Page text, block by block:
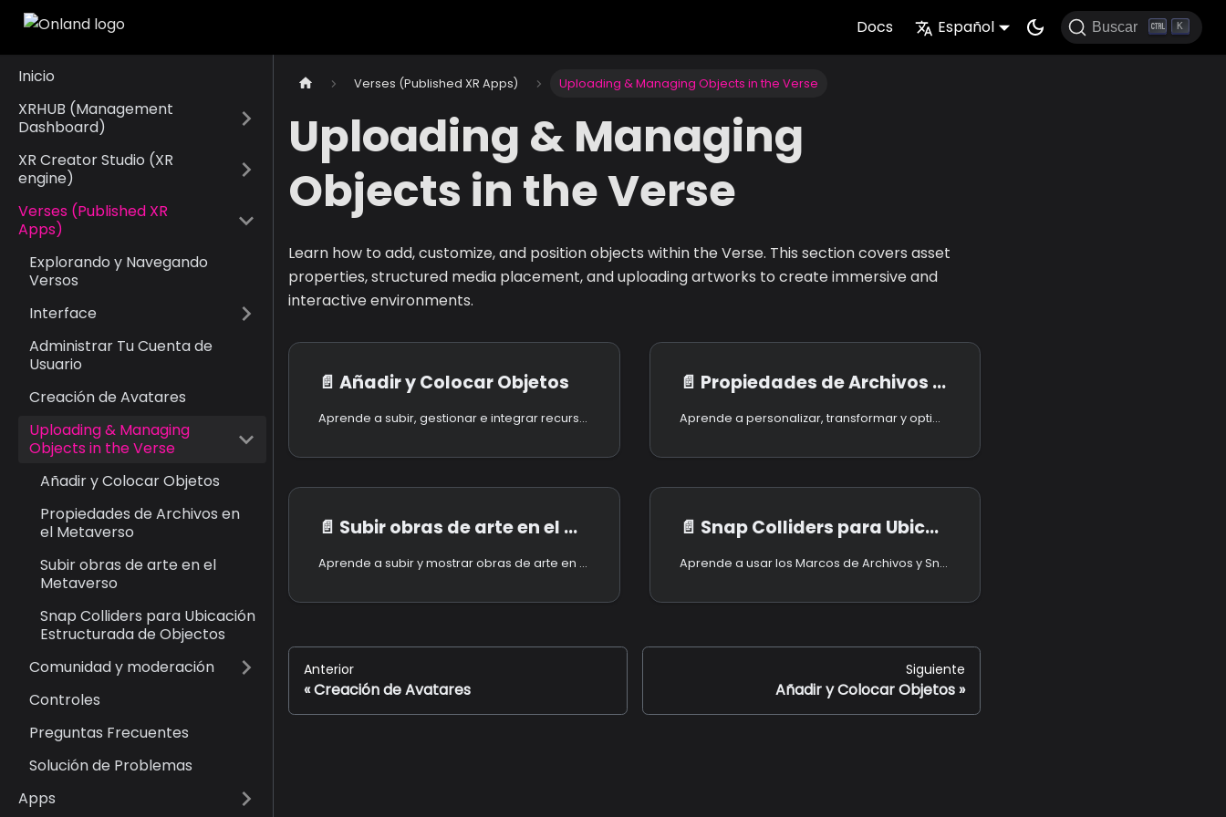
Docs Español Buscar K
Inicio
XRHUB (Management
Dashboard)
XR Creator Studio (XR
engine)
Verses (Published XR
Apps)
Explorando y Navegando
Versos
Interface
Administrar Tu Cuenta de
Usuario
Creación de Avatares
Uploading & Managing
Objects in the Verse
Añadir y Colocar Objetos
Propiedades de Archivos en
el Metaverso
Subir obras de arte en el
Metaverso
Snap Colliders para Ubicación
Estructurada de Objectos
Comunidad y moderación
Controles
Preguntas Frecuentes
Solución de Problemas
Apps
Verses (Published XR Apps) Uploading & Managing Objects in the Verse
Uploading & Managing
Objects in the Verse
Learn how to add, customize, and position objects within the Verse. This section covers asset
properties, structured media placement, and uploading artworks to create immersive and
interactive environments.
📄️ Añadir y Colocar Objetos
Aprende a subir, gestionar e integrar recursos multimedia como imágenes, videos, PDFs y modelos 3D en el Metaverso. Descubre cómo usar Arte de Dominio Público y objetos 3D de Sketchfab para mejorar tu entorno virtual.
📄️ Propiedades de Archivos en el Metaverso
Aprende a personalizar, transformar y optimizar archivos en el Metaverso utilizando propiedades ajustables como controles de transformación, configuración de renderizado, física y personalización de medios.
📄️ Subir obras de arte en el Metaverso
Aprende a subir y mostrar obras de arte en el Metaverso. Crea galerías digitales, genera etiquetas compatibles con AR y personaliza marcos y medios. Perfecto para artistas digitales y creadores.
📄️ Snap Colliders para Ubicación Estructurada de Objectos
Aprende a usar los Marcos de Archivos y Snap Colliders en el Metaverso para estructurar contenido multimedia, organizar obras de arte e interactuar con Agentes de IA.
Anterior
Creación de Avatares
Siguiente
Añadir y Colocar Objetos